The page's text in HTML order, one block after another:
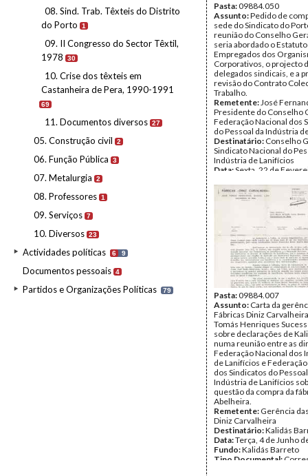
08. Sind. Trab. Têxteis do Distrito
do Porto
1
09. II Congresso do Sector Têxtil,
1978
30
10. Crise dos têxteis em
Castanheira de Pera, 1990-1991
69
11. Documentos diversos 27
05. Construção civil 2
06. Função Pública 3
07. Metalurgia 2
08. Professores 1
09. Serviços 7
10. Diversos 23
Actividades políticas 6 9
Documentos pessoais 4
Partidos e Organizações Políticas 79
Pasta:09884.050
Assunto:Pedido de
sede do Sindicato do
reunião do Conselho
seria abordado o
Empregados dos
Corporativos, o projecto
delegados sindicais, e a
revisão do Contrato
Trabalho.
Remetente:José
Presidente do Conselho
Federação Nacional dos
do Pessoal da Indústria
Destinatário: Conselho
Sindicato Nacional do
Indústria de Lanifícios
Data: Sexta, 22 de
Tipo Documental:
Página(s):1
Pasta:09884.007
Assunto: Carta da
Fábricas Diniz
Tomás Henriques
sobre declarações de
numa reunião entre as
Federação Nacional dos
de Lanifícios e
dos Sindicatos do
Indústria de Lanifícios
questão da compra da
Abelheira.
Remetente: Gerência
Diniz Carvalheira
Destinatário:Kalidás
Data:Terça, 4 de Junho
Fundo:Kalidás Barreto
Tipo Documental: